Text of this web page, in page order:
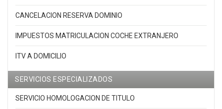
CANCELACION RESERVA DOMINIO
IMPUESTOS MATRICULACION COCHE EXTRANJERO
ITV A DOMICILIO
SERVICIOS ESPECIALIZADOS
SERVICIO HOMOLOGACION DE TITULO